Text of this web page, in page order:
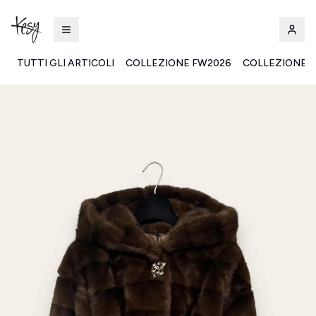
TUTTI GLI ARTICOLI COLLEZIONE FW2026 COLLEZIONE